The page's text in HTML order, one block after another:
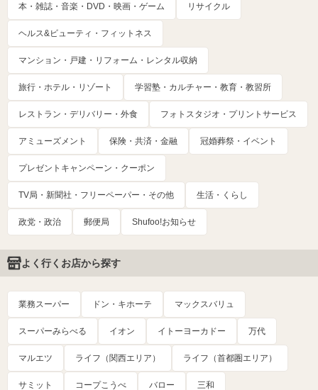
本・雑誌・音楽・DVD・映画・ゲーム リサイクル
ヘルス&ビューティ・フィットネス
マンション・戸建・リフォーム・レンタル収納
旅行・ホテル・リゾート 学習塾・カルチャー・教育・教習所
レストラン・デリバリー・外食 フォトスタジオ・プリントサービス
アミューズメント 保険・共済・金融 冠婚葬祭・イベント
プレゼントキャンペーン・クーポン
TV局・新聞社・フリーペーパー・その他 生活・くらし
政党・政治 郵便局 Shufoo!お知らせ
よく行くお店から探す
業務スーパー ドン・キホーテ マックスバリュ
スーパーみらべる イオン イトーヨーカドー 万代
マルエツ ライフ（関西エリア） ライフ（首都圏エリア）
サミット コープこうべ バロー 三和